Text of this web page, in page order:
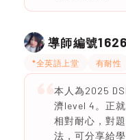
導師編號
*全英語上堂 有耐性
本人為2025
濟level 4。正
相對耐心，對
法，可分享給